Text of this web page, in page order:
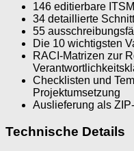
146 editierbare
34 detaillierte
55
Die 10 wichtigsten
RACI-Matrizen zur
Checklisten und
Projektumsetzung
Auslieferung als
Technische Details